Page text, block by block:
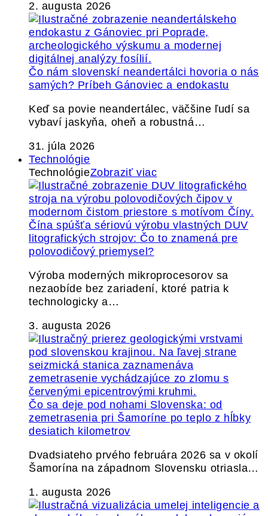
2. augusta 2026
Čo nám slovenskí neandertálci hovoria o nás
samých? Príbeh Gánoviec a endokastu
Keď sa povie neandertálec, väčšine ľudí sa
vybaví jaskyňa, oheň a robustná…
31. júla 2026
Technológie
TechnológieZobraziť viac
Čína spúšťa sériovú výrobu vlastných DUV
litografických strojov: Čo to znamená pre
polovodičový priemysel?
Výroba moderných mikroprocesorov sa
nezaobíde bez zariadení, ktoré patria k
technologicky a…
3. augusta 2026
Čo sa deje pod nohami Slovenska: od
zemetrasenia pri Šamoríne po teplo z hĺbky
desiatich kilometrov
Dvadsiateho prvého februára 2026 sa v okolí
Šamorína na západnom Slovensku otriasla…
1. augusta 2026